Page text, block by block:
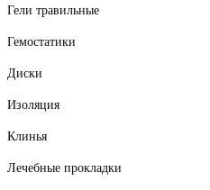
Гели травильные
Гемостатики
Диски
Изоляция
Клинья
Лечебные прокладки